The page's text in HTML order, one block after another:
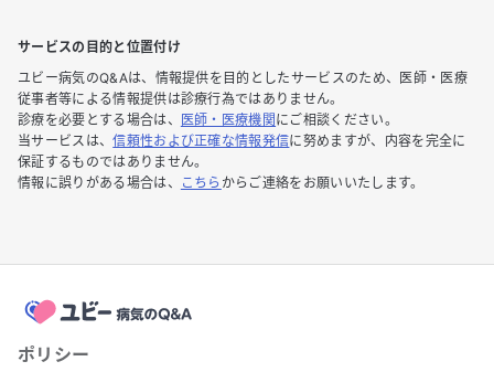
サービスの目的と位置付け
ユビー病気のQ&Aは、情報提供を目的としたサービスのため、医師・医療
従事者等による情報提供は診療行為ではありません。
診療を必要とする場合は、
医師・医療機関 にご相談ください。
当サービスは、信頼性および正確な情報発信に努めますが、内容を完全に
保証するものではありません。
情報に誤りがある場合は、
こちら からご連絡をお願いいたします。
ポリシー